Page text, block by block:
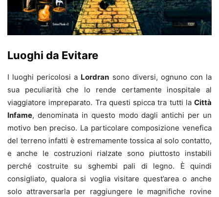
Luoghi da Evitare
I luoghi pericolosi a Lordran sono diversi, ognuno con la
sua peculiarità che lo rende certamente inospitale al
viaggiatore impreparato. Tra questi spicca tra tutti la Città
Infame, denominata in questo modo dagli antichi per un
motivo ben preciso. La particolare composizione venefica
del terreno infatti è estremamente tossica al solo contatto,
e anche le costruzioni rialzate sono piuttosto instabili
perché costruite su sghembi pali di legno. È quindi
consigliato, qualora si voglia visitare quest’area o anche
solo attraversarla per raggiungere le magnifiche rovine